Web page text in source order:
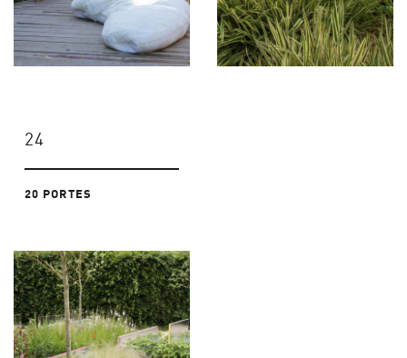
24
20 PORTES